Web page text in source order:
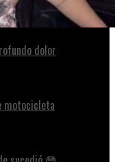
dolor
motocicleta